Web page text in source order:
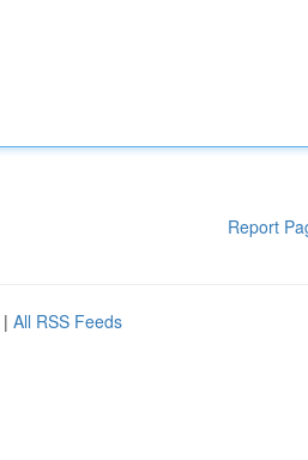
Report
| All RSS Feeds